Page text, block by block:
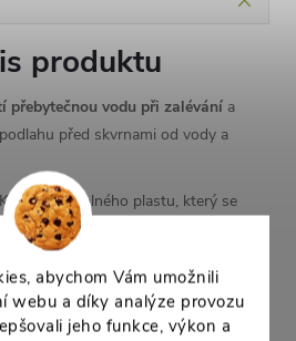
abychom Vám umožnili
webu a díky analýze provozu
jeho funkce, výkon a
produktu
přebytečnou vodu při zalévání a
před skvrnami od vody a
Plast z odolného plastu, který se